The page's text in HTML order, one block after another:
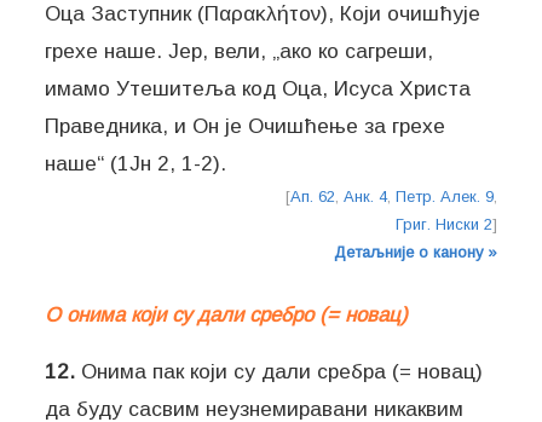
Оца Заступник (Παρακλήτον), Који очишћује
грехе наше. Јер, вели, „ако ко сагреши,
имамо Утешитеља код Оца, Исуса Христа
Праведника, и Он је Очишћење за грехе
[Ап. 62, Анк. 4, Петр. Алек. 9,
Григ. Ниски 2]
Детаљније о канону »
О онима који су дали сребро (= новац)
12. Онима пак који су дали сребра (= новац)
да буду сасвим неузнемиравани никаквим